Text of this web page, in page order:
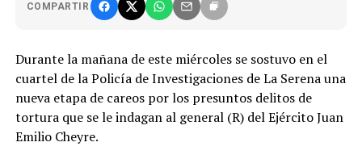
COMPARTIR
Durante la mañana de este miércoles se sostuvo en el
cuartel de la Policía de Investigaciones de La Serena una
nueva etapa de careos por los presuntos delitos de
tortura que se le indagan al general (R) del Ejército Juan
Emilio Cheyre.